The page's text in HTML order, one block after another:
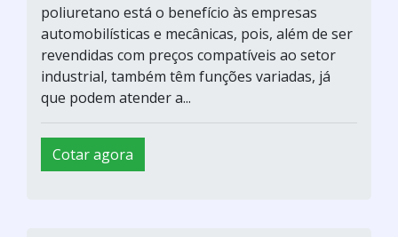
poliuretano está o benefício às empresas
automobilísticas e mecânicas, pois, além de ser
revendidas com preços compatíveis ao setor
industrial, também têm funções variadas, já
que podem atender a...
Cotar agora